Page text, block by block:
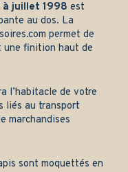
à juillet 1998 est
au dos. La
permet de
une finition haut de
l’habitacle de votre
liés au transport
marchandises
sont moquettés en